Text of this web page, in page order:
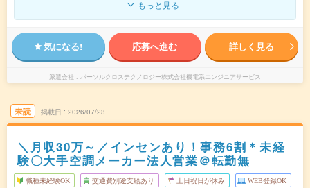
もっと見る
気になる! 応募へ進む 詳しく見る
派遣会社 パーソルクロステクノロジー株式会社機電系エンジニアサービス
未読 掲載日 2026/07/23
＼月収30万～／インセンあり！事務6割＊未経
験〇大手空調メーカー法人営業＠転勤無
職種未経験OK 交通費別途支給あり 土日祝日が休み WEB登録OK